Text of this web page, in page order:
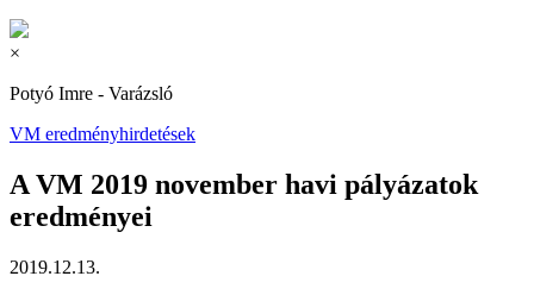
×
Potyó Imre - Varázsló
VM eredményhirdetések
A VM 2019 november havi pályázatok
eredményei
2019.12.13.